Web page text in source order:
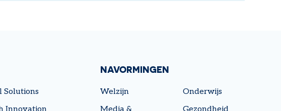
Solutions
NAVORMINGEN
Welzijn
Onderwijs